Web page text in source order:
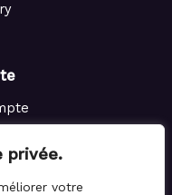
privée.
votre